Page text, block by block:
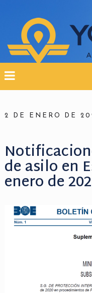
2 DE ENERO DE
de asilo en
enero de